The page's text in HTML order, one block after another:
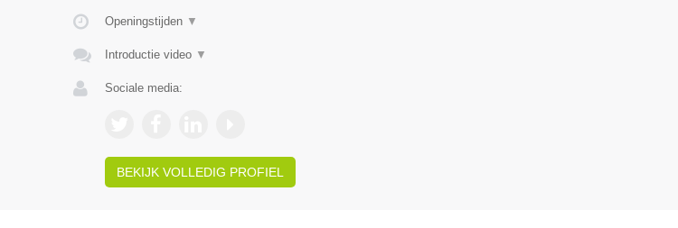
Openingstijden ▼
Introductie video ▼
Sociale media:
BEKIJK VOLLEDIG PROFIEL